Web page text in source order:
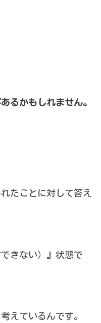
るかもしれません。
たことに対して答え
きない）』状態で
えているんです。